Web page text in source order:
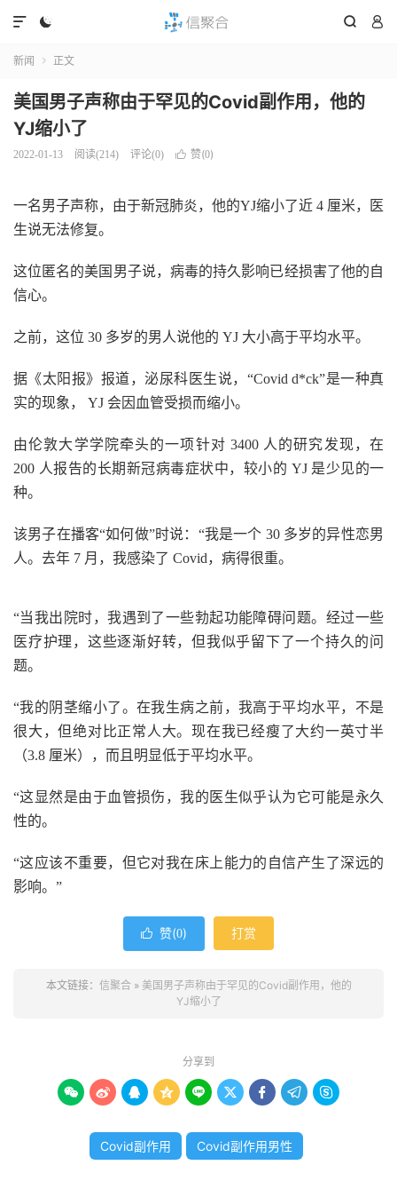
  

新闻  正文
美国男子声称由于罕见的Covid副作用，他的
YJ缩小了
2022-01-13 阅读(214) 评论(0)  赞(0)
一名男子声称，由于新冠肺炎，他的YJ缩小了近 4 厘米，医
生说无法修复。
这位匿名的美国男子说，病毒的持久影响已经损害了他的自
信心。
之前，这位 30 多岁的男人说他的 YJ 大小高于平均水平。
据《太阳报》报道，泌尿科医生说，“Covid d*ck”是一种真
实的现象， YJ 会因血管受损而缩小。
由伦敦大学学院牵头的一项针对 3400 人的研究发现，在
200 人报告的长期新冠病毒症状中，较小的 YJ 是少见的一
种。
该男子在播客“如何做”时说：“我是一个 30 多岁的异性恋男
人。去年 7 月，我感染了 Covid，病得很重。
“当我出院时，我遇到了一些勃起功能障碍问题。经过一些
医疗护理，这些逐渐好转，但我似乎留下了一个持久的问
题。
“我的阴茎缩小了。在我生病之前，我高于平均水平，不是
很大，但绝对比正常人大。现在我已经瘦了大约一英寸半
（3.8 厘米），而且明显低于平均水平。
“这显然是由于血管损伤，我的医生似乎认为它可能是永久
性的。
“这应该不重要，但它对我在床上能力的自信产生了深远的
影响。”
 赞(0) 打赏
本文链接： 信聚合» 美国男子声称由于罕见的Covid副作用，他的
YJ缩小了
分享到
        
Covid副作用 Covid副作用男性